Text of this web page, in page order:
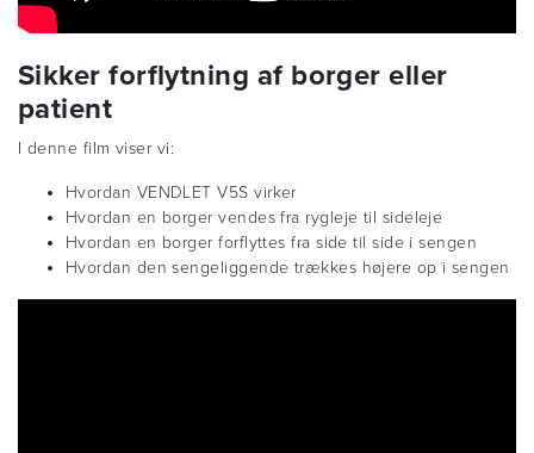
Sikker forflytning af borger eller
patient
I denne film viser vi:
Hvordan VENDLET V5S virker
Hvordan en borger vendes fra rygleje til sideleje
Hvordan en borger forflyttes fra side til side i sengen
Hvordan den sengeliggende trækkes højere op i sengen